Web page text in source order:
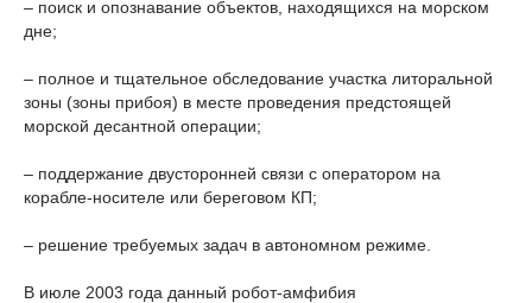
– поиск и опознавание объектов, находящихся на морском
дне;
– полное и тщательное обследование участка литоральной
зоны (зоны прибоя) в месте проведения предстоящей
морской десантной операции;
– поддержание двусторонней связи с оператором на
корабле-носителе или береговом КП;
– решение требуемых задач в автономном режиме.
В июле 2003 года данный робот-амфибия